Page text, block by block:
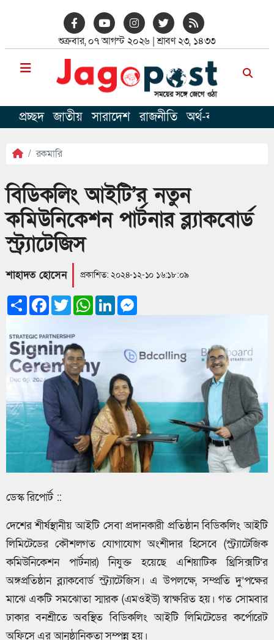
শুক্রবার, ০৭ আগস্ট ২০২৬ | শ্রাবণ ২৩, ১৪৩৩
প্রচ্ছদ জাতীয় সারাদেশ রাজনীতি অর্থ-বাণিজ
রকমারি
বিডিকলিং আইটি’র নতুন
কমিউনিকেশন পার্টনার ব্ল্যাকবোর্ড
স্ট্র্যাটেজিস
শাহাদত হোসেন প্রকাশিত: ২০২৪-১২-১০ ১৬:১৮:০৯
ShareFacebook
TwitterWhatsApp
LinkedIn
ডেস্ক রিপোর্ট ::
দেশের শীর্ষস্থানীয় আইটি সেবা প্রদানকারী প্রতিষ্ঠান বিডিকলিং আইটি
লিমিটেডের কৌশলগত যোগাযোগ অংশীদার হিসেবে (স্ট্র্যাটেজিক
কমিউনিকেশন পার্টনার) নিযুক্ত হয়েছে এশিয়াটিক থ্রিসিক্সটি’র
অঙ্গপ্রতিষ্ঠান ব্ল্যাকবোর্ড স্ট্র্যাটেজিস। এ উপলক্ষে, সম্প্রতি দু’পক্ষের
মাঝে একটি সমঝোতা স্মারক (এমওইউ) স্বাক্ষরিত হয়। গত সোমবার
ঢাকার বনশ্রীতে অবস্থিত বিডিকলিং আইটি লিমিটেডের কর্পোরেট
অফিসে এর আনুষ্ঠানিকতা সম্পন্ন হয়।